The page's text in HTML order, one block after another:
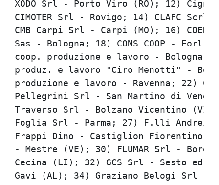
XODO Srl - Porto Viro (RO);
CIMOTER Srl - Rovigo; 14)
CMB Carpi Srl - Carpi (MO); 16)
Sas - Bologna; 18) CONS
coop. produzione e lavoro -
produz. e lavoro "Ciro Menotti"
produzione e lavoro - Ravenna;
Pellegrini Srl - San Martino
Traverso Srl - Bolzano
Foglia Srl - Parma; 27) F.lli
Frappi Dino - Castiglion
- Mestre (VE); 30) FLUMAR
Cecina (LI); 32) GCS Srl -
Gavi (AL); 34) Graziano